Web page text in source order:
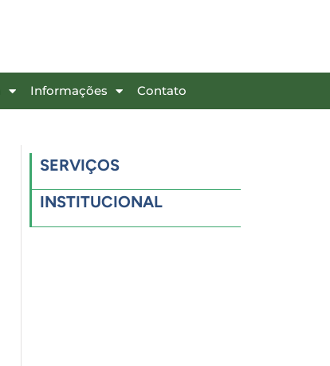
Informações Contato
SERVIÇOS
INSTITUCIONAL